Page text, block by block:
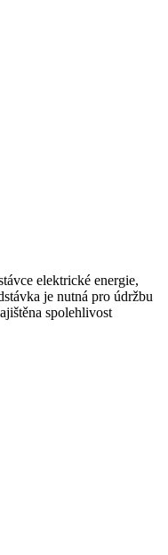
elektrické energie,
je nutná pro údržbu
spolehlivost